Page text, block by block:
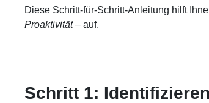
Diese Schritt-für-Schritt-Anleitung hilft
Proaktivität – auf.
Schritt 1: